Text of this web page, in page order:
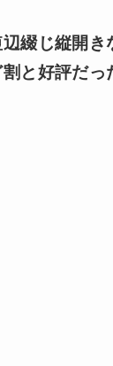
綴じ縦開
と好評だっ